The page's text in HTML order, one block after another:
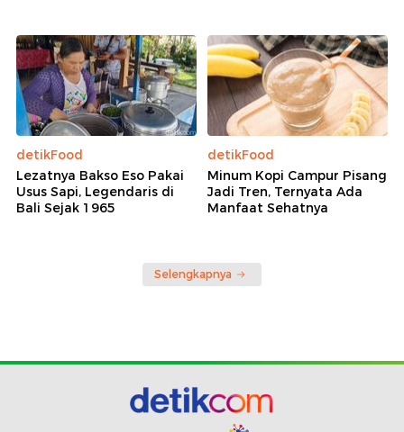
detikFood
Lezatnya Bakso Eso Pakai
Usus Sapi, Legendaris di
Bali Sejak 1965
detikFood
Minum Kopi Campur Pisang
Jadi Tren, Ternyata Ada
Manfaat Sehatnya
Selengkapnya